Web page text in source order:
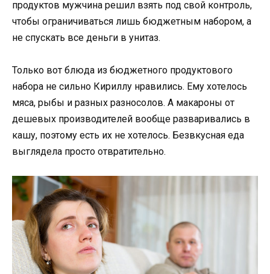
продуктов мужчина решил взять под свой контроль,
чтобы ограничиваться лишь бюджетным набором, а
не спускать все деньги в унитаз.
Только вот блюда из бюджетного продуктового
набора не сильно Кириллу нравились. Ему хотелось
мяса, рыбы и разных разносолов. А макароны от
дешевых производителей вообще разваривались в
кашу, поэтому есть их не хотелось. Безвкусная еда
выглядела просто отвратительно.